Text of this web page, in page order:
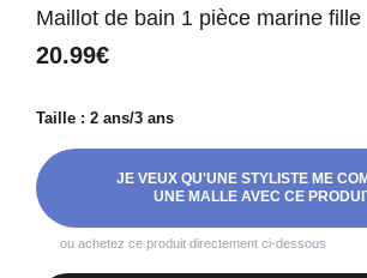
Maillot de bain 1 pièce marine fille
20.99€
Taille : 2 ans/3 ans
JE VEUX QU'UNE STYLISTE ME
UNE MALLE AVEC CE
ou achetez ce produit directement ci-dessous